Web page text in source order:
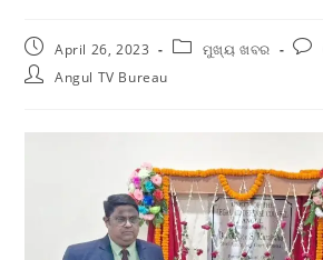
April 26, 2023 ମୁଖ୍ୟ ଖବର
Angul TV Bureau